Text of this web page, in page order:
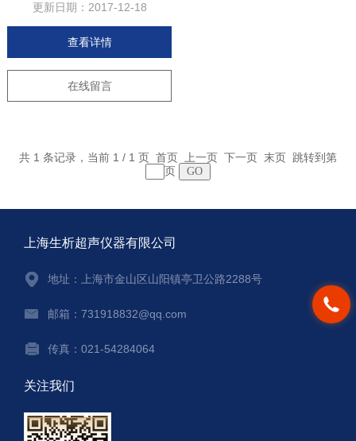
更新日期： 2017-12-18
查看详情
在线留言
共 1 条记录，当前 1 / 1 页 首页 上一页 下一页 末页 跳转到第
页
上海生析超声仪器有限公司
地址：上海市金山区山阳镇亭卫公路2288号
邮箱：731918832@qq.com
传真：021-54284064
关注我们